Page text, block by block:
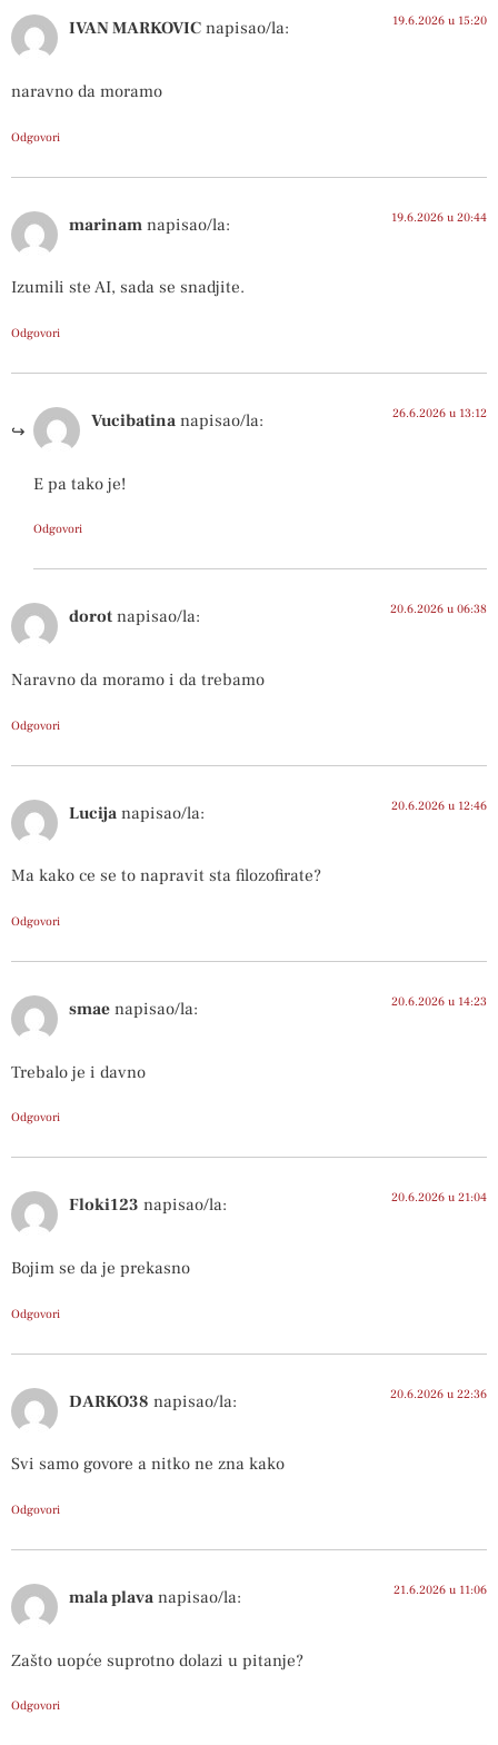
IVAN MARKOVIC napisao/la: 19.6.2026 u 15:20
naravno da moramo
Odgovori
marinam napisao/la: 19.6.2026 u 20:44
Izumili ste AI, sada se snadjite.
Odgovori
Vucibatina napisao/la: 26.6.2026 u 13:12
E pa tako je!
Odgovori
dorot napisao/la: 20.6.2026 u 06:38
Naravno da moramo i da trebamo
Odgovori
Lucija napisao/la: 20.6.2026 u 12:46
Ma kako ce se to napravit sta filozofirate?
Odgovori
smae napisao/la: 20.6.2026 u 14:23
Trebalo je i davno
Odgovori
Floki123 napisao/la: 20.6.2026 u 21:04
Bojim se da je prekasno
Odgovori
DARKO38 napisao/la: 20.6.2026 u 22:36
Svi samo govore a nitko ne zna kako
Odgovori
mala plava napisao/la: 21.6.2026 u 11:06
Zašto uopće suprotno dolazi u pitanje?
Odgovori